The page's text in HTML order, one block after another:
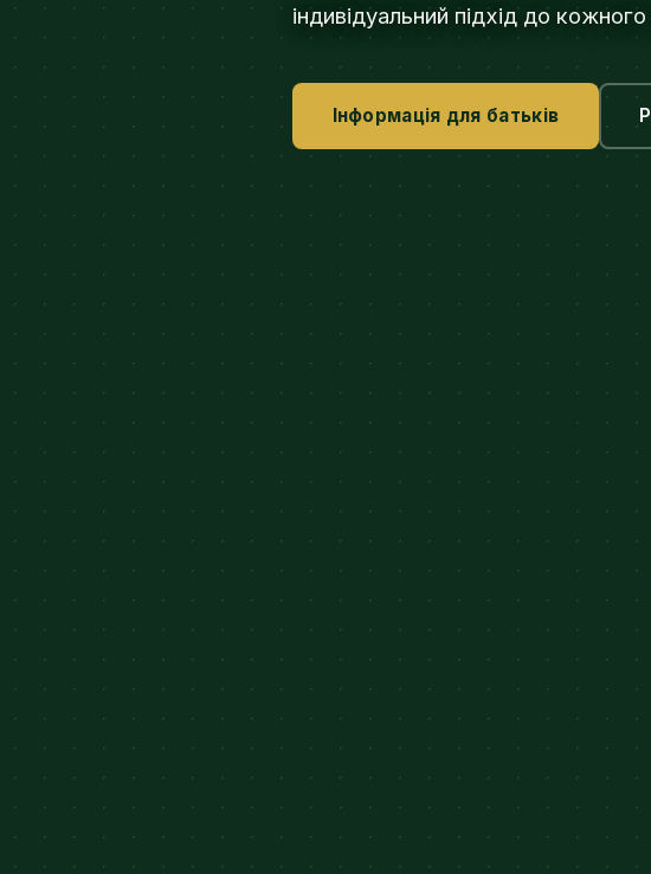
індивідуальний підхід до кожного
Інформація для батьків